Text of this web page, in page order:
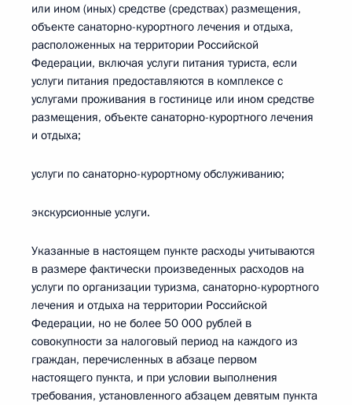
или ином (иных) средстве (средствах) размещения,
объекте санаторно-курортного лечения и отдыха,
расположенных на территории Российской
Федерации, включая услуги питания туриста, если
услуги питания предоставляются в комплексе с
услугами проживания в гостинице или ином средстве
размещения, объекте санаторно-курортного лечения
и отдыха;
услуги по санаторно-курортному обслуживанию;
экскурсионные услуги.
Указанные в настоящем пункте расходы учитываются
в размере фактически произведенных расходов на
услуги по организации туризма, санаторно-курортного
лечения и отдыха на территории Российской
Федерации, но не более 50 000 рублей в
совокупности за налоговый период на каждого из
граждан, перечисленных в абзаце первом
настоящего пункта, и при условии выполнения
требования, установленного абзацем девятым пункта